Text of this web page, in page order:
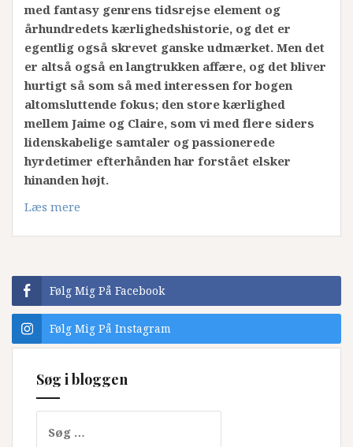
med fantasy genrens tidsrejse element og
århundredets kærlighedshistorie, og det er
egentlig også skrevet ganske udmærket. Men det
er altså også en langtrukken affære, og det bliver
hurtigt så som så med interessen for bogen
altomsluttende fokus; den store kærlighed
mellem Jaime og Claire, som vi med flere siders
lidenskabelige samtaler og passionerede
hyrdetimer efterhånden har forstået elsker
hinanden højt.
Læs mere
Følg Mig På Facebook
Følg Mig På Instagram
Søg i bloggen
efter: